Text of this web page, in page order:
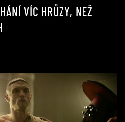
VÍC HRŮZY, NEŽ